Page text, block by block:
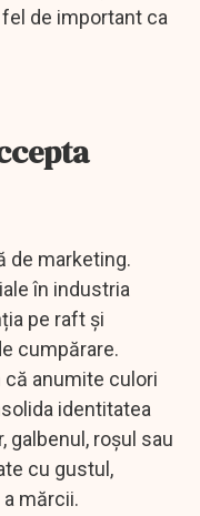
de important ca
de marketing.
în industria
pe raft și
cumpărare.
anumite culori
identitatea
galbenul, roșul sau
cu gustul,
mărcii.